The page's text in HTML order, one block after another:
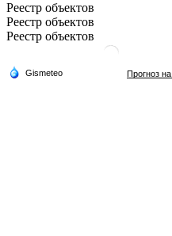
Реестр объектов
Реестр объектов
Реестр объектов